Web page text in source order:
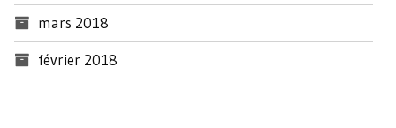
mars 2018
février 2018